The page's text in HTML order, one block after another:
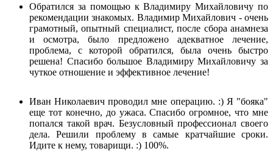
Обратился за помощью к Владимиру Михайловичу по
рекомендации знакомых. Владимир Михайлович - очень
грамотный, опытный специалист, после сбора анамнеза
и осмотра, было предложено адекватное лечение,
проблема, с которой обратился, была очень быстро
решена! Спасибо большое Владимиру Михайловичу за
чуткое отношение и эффективное лечение!
Иван Николаевич проводил мне операцию. :) Я "бояка"
еще тот конечно, до ужаса. Спасибо огромное, что мне
попался такой врач. Безусловный профессионал своего
дела. Решили проблему в самые кратчайшие сроки.
Идите к нему, товарищи. :) 100%.